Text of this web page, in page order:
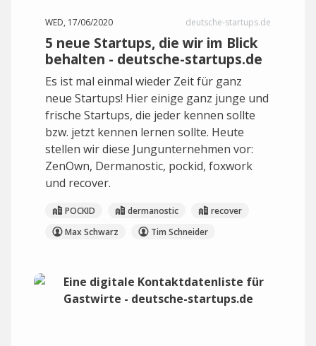
WED, 17/06/2020 deutsche-startups.de
5 neue Startups, die wir im Blick
behalten - deutsche-startups.de
Es ist mal einmal wieder Zeit für ganz
neue Startups! Hier einige ganz junge und
frische Startups, die jeder kennen sollte
bzw. jetzt kennen lernen sollte. Heute
stellen wir diese Jungunternehmen vor:
ZenOwn, Dermanostic, pockid, foxwork
und recover.
POCKID dermanostic
recover
Max Schwarz
Tim Schneider